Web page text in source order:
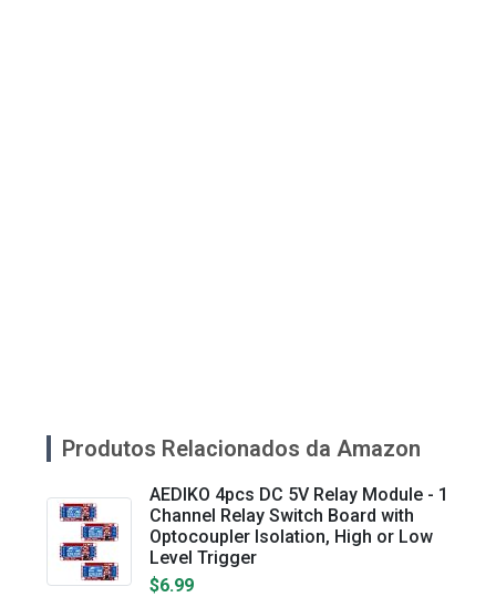
Produtos Relacionados da Amazon
AEDIKO 4pcs DC 5V Relay Module - 1
Channel Relay Switch Board with
Optocoupler Isolation, High or Low
Level Trigger
$6.99